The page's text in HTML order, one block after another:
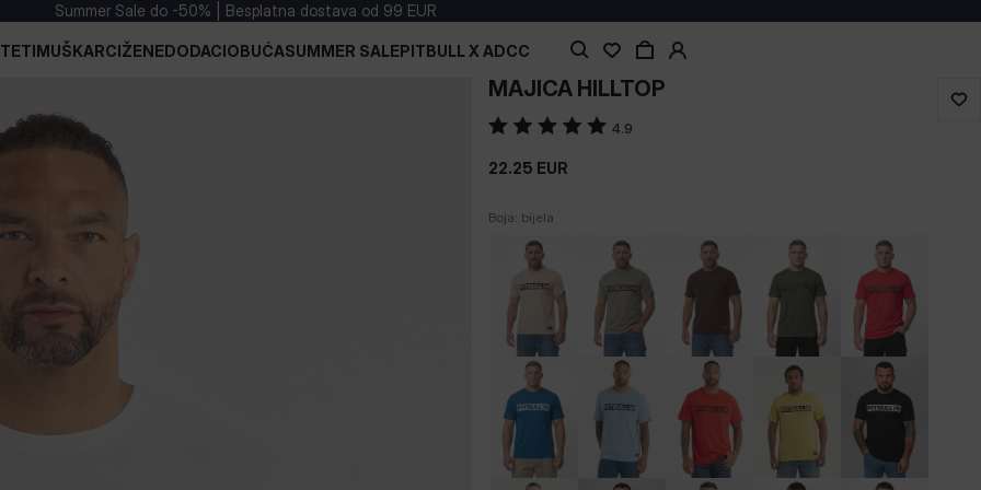
Summer Sale do -50% | Besplatna dostava od 99 EUR
MUŠKARCIŽENEDODACIOBUĆASUMMER SALEPITBULL X ADCC
MAJICA HILLTOP
4.9
22.25 EUR
Boja: bijela